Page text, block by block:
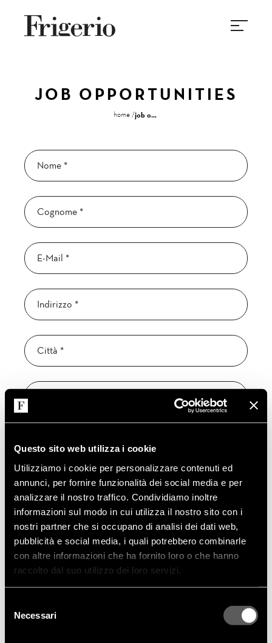
Questo sito web utilizza i cookie
Utilizziamo i cookie per personalizzare contenuti ed
annunci, per fornire funzionalità dei social media e per
analizzare il nostro traffico. Condividiamo inoltre
informazioni sul modo in cui utilizza il nostro sito con i
nostri partner che si occupano di analisi dei dati web,
pubblicità e social media, i quali potrebbero combinarle
con altre informazioni che ha fornito loro o che hanno
raccolto dal suo utilizzo dei loro servizi.
delNecessari
JOB OPPORTUNITIES
home job opportunities
Carica il tuo CV in formato PDF *
(max dimension: 1MB)
SFOGLIA